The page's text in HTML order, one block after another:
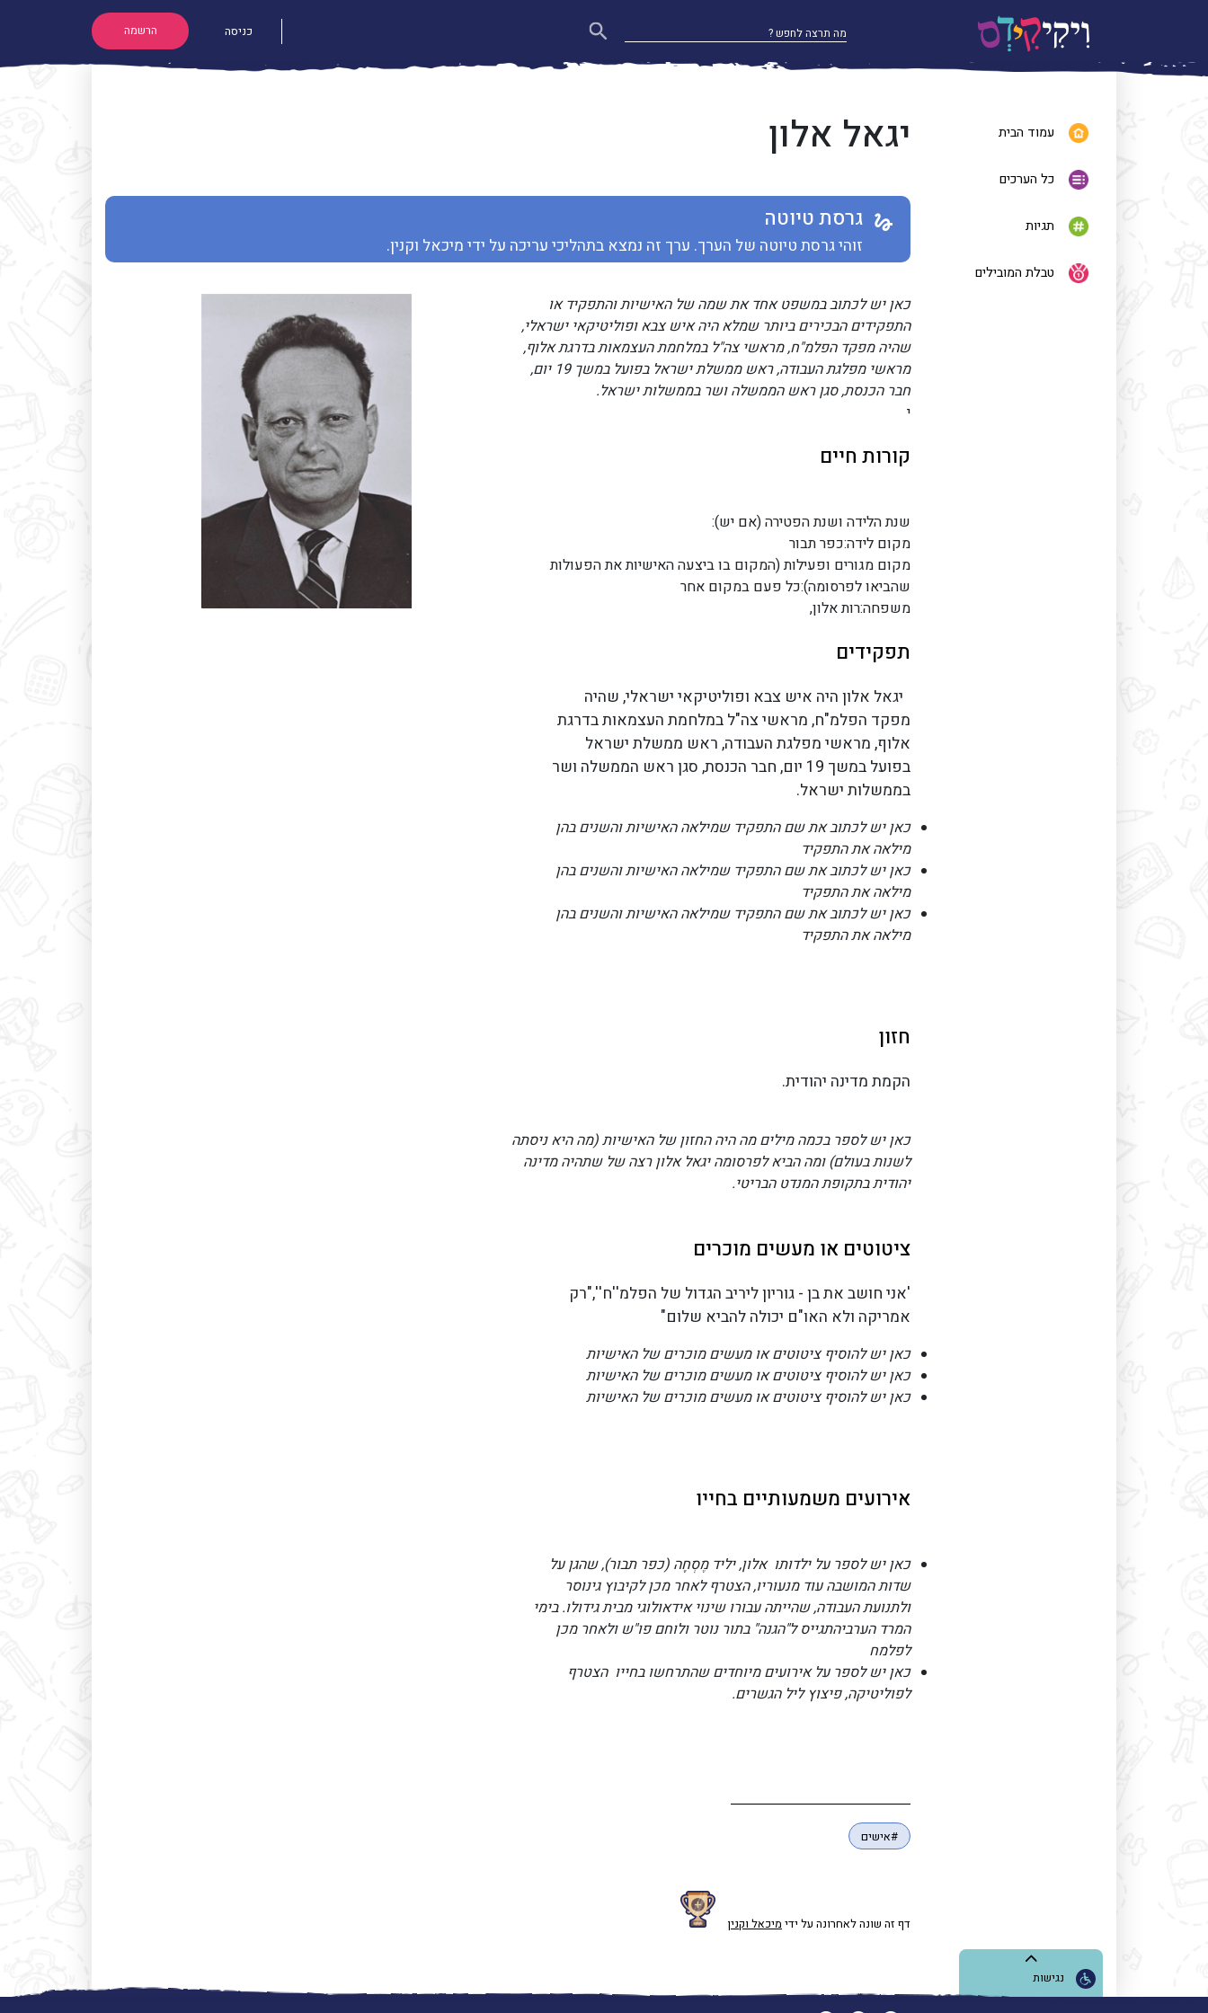
כניסה הרשמה
עמוד הבית
כל הערכים
תגיות
טבלת המובילים
נגישות
יגאל אלון
גרסת טיוטה
זוהי גרסת טיוטה של הערך. ערך זה נמצא בתהליכי עריכה על ידי מיכאל וקנין.
כאן יש לכתוב במשפט אחד את שמה של האישיות והתפקיד או
התפקידים הבכירים ביותר שמלא היה איש צבא ופוליטיקאי ישראלי,
שהיה מפקד הפלמ"ח, מראשי צה"ל במלחמת העצמאות בדרגת אלוף,
מראשי מפלגת העבודה, ראש ממשלת ישראל בפועל במשך 19 יום,
חבר הכנסת, סגן ראש הממשלה ושר בממשלות ישראל.
י
קורות חיים
שנת הלידה ושנת הפטירה (אם יש):
מקום לידה:כפר תבור
מקום מגורים ופעילות (המקום בו ביצעה האישיות את הפעולות
שהביאו לפרסומה):כל פעם במקום אחר
משפחה:רות אלון,
תפקידים
יגאל אלון היה איש צבא ופוליטיקאי ישראלי, שהיה
מפקד הפלמ"ח, מראשי צה"ל במלחמת העצמאות בדרגת
אלוף, מראשי מפלגת העבודה, ראש ממשלת ישראל
בפועל במשך 19 יום, חבר הכנסת, סגן ראש הממשלה ושר
בממשלות ישראל.
כאן יש לכתוב את שם התפקיד שמילאה האישיות והשנים בהן
מילאה את התפקיד
כאן יש לכתוב את שם התפקיד שמילאה האישיות והשנים בהן
מילאה את התפקיד
כאן יש לכתוב את שם התפקיד שמילאה האישיות והשנים בהן
מילאה את התפקיד
חזון
הקמת מדינה יהודית.
כאן יש לספר בכמה מילים מה היה החזון של האישיות (מה היא ניסתה
לשנות בעולם) ומה הביא לפרסומה יגאל אלון רצה של שתהיה מדינה
יהודית בתקופת המנדט הבריטי.
ציטוטים או מעשים מוכרים
'אני חושב את בן - גוריון ליריב הגדול של הפלמ''ח'',"רק
אמריקה ולא האו"ם יכולה להביא שלום"
כאן יש להוסיף ציטוטים או מעשים מוכרים של האישיות
כאן יש להוסיף ציטוטים או מעשים מוכרים של האישיות
כאן יש להוסיף ציטוטים או מעשים מוכרים של האישיות
אירועים משמעותיים בחייו
כאן יש לספר על ילדותו אלון, יליד מֶסְחָה (כפר תבור), שהגן על
שדות המושבה עוד מנעוריו, הצטרף לאחר מכן לקיבוץ גינוסר
ולתנועת העבודה, שהייתה עבורו שינוי אידאולוגי מבית גידולו. בימי
המרד הערביהתגייס ל"הגנה" בתור נוטר ולוחם פו"ש ולאחר מכן
לפלמח
כאן יש לספר על אירועים מיוחדים שהתרחשו בחייו הצטרף
לפוליטיקה, פיצוץ ליל הגשרים.
#אישים
דף זה שונה לאחרונה על ידי מיכאל וקנין